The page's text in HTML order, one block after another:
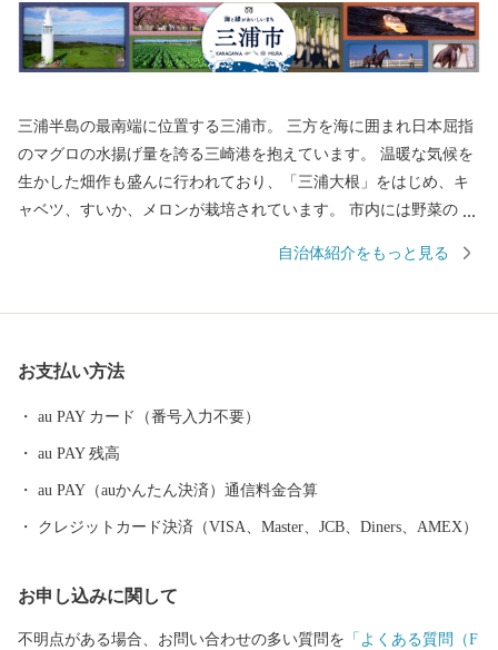
三浦半島の最南端に位置する三浦市。 三方を海に囲まれ日本屈指
のマグロの水揚げ量を誇る三崎港を抱えています。 温暖な気候を
生かした畑作も盛んに行われており、「三浦大根」をはじめ、キ
ャベツ、すいか、メロンが栽培されています。 市内には野菜の直
ますので、お買い物やお散歩もお楽しみいただけます。 また、食
ふるさと納税による寄附金控除はできますが、返礼品はお送りい
たしませんので、ご了承ください。
自治体紹介をもっと見る
お支払い方法
au PAY カード（番号入力不要）
au PAY 残高
au PAY（auかんたん決済）通信料金合算
クレジットカード決済（VISA、Master、JCB、Diners、AMEX）
お申し込みに関して
不明点がある場合、お問い合わせの多い質問を 「よくある質問（F